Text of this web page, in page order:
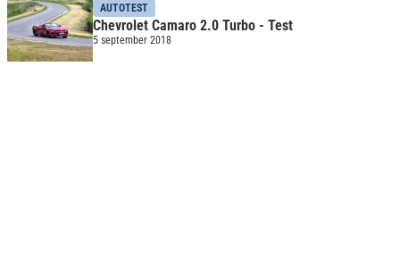
AUTOTEST
Chevrolet Camaro 2.0 Turbo - Test
5 september 2018